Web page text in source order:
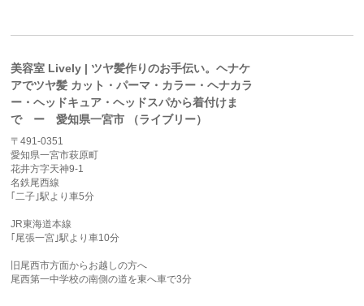
美容室 Lively | ツヤ髪作りのお手伝い。ヘナケ
アでツヤ髪 カット・パーマ・カラー・ヘナカラ
ー・ヘッドキュア・ヘッドスパから着付けま
で ー 愛知県一宮市 （ライブリー）
〒491-0351
愛知県一宮市萩原町
花井方字天神9-1
名鉄尾西線
｢二子｣駅より車5分
JR東海道本線
｢尾張一宮｣駅より車10分
旧尾西市方面からお越しの方へ
尾西第一中学校の南側の道を東へ車で3分